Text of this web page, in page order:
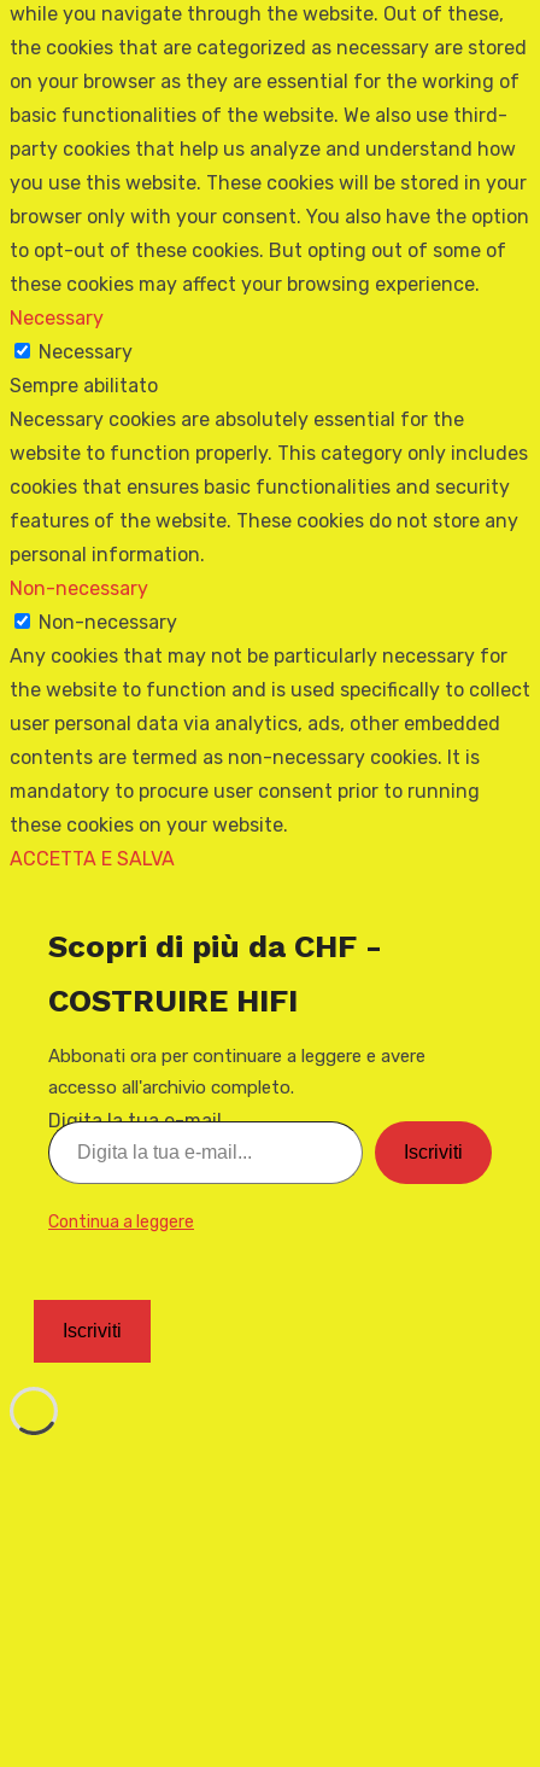
while you navigate through the website. Out of these,
the cookies that are categorized as necessary are stored
on your browser as they are essential for the working of
basic functionalities of the website. We also use third-
party cookies that help us analyze and understand how
you use this website. These cookies will be stored in your
browser only with your consent. You also have the option
to opt-out of these cookies. But opting out of some of
these cookies may affect your browsing experience.
Necessary
Necessary
Sempre abilitato
Necessary cookies are absolutely essential for the
website to function properly. This category only includes
cookies that ensures basic functionalities and security
features of the website. These cookies do not store any
personal information.
Non-necessary
Non-necessary
Any cookies that may not be particularly necessary for
the website to function and is used specifically to collect
user personal data via analytics, ads, other embedded
contents are termed as non-necessary cookies. It is
mandatory to procure user consent prior to running
these cookies on your website.
ACCETTA E SALVA
Scopri di più da CHF -
COSTRUIRE HIFI
Abbonati ora per continuare a leggere e avere
accesso all'archivio completo.
Digita la tua e-mail...
Iscriviti
Continua a leggere
Iscriviti